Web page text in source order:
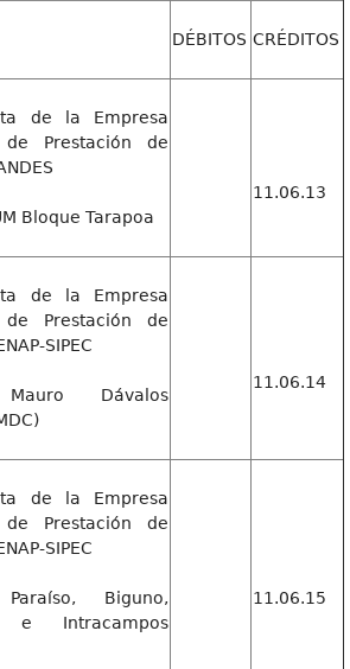
DÉBITOS CRÉDITOS
de la Empresa
de Prestación de
Bloque Tarapoa
11.06.13
de la Empresa
de Prestación de
SIPEC
Dávalos
11.06.14
de la Empresa
de Prestación de
SIPEC
Biguno,
e Intracampos
11.06.15